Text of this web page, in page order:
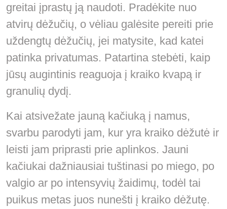
greitai įprastų ją naudoti. Pradėkite nuo
atvirų dėžučių, o vėliau galėsite pereiti prie
uždengtų dėžučių, jei matysite, kad katei
patinka privatumas. Patartina stebėti, kaip
jūsų augintinis reaguoja į kraiko kvapą ir
granulių dydį.
Kai atsivežate jauną kačiuką į namus,
svarbu parodyti jam, kur yra kraiko dėžutė ir
leisti jam priprasti prie aplinkos. Jauni
kačiukai dažniausiai tuštinasi po miego, po
valgio ar po intensyvių žaidimų, todėl tai
puikus metas juos nunešti į kraiko dėžutę.